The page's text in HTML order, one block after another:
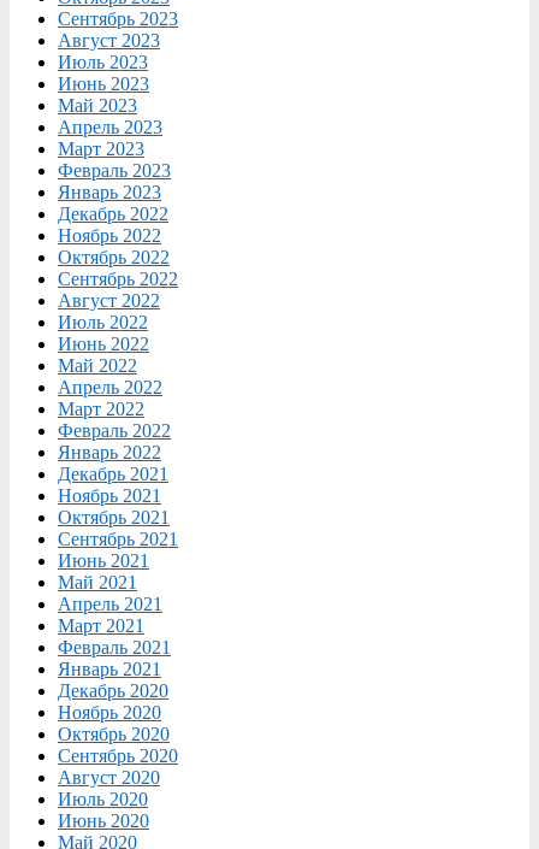
Сентябрь 2023
Август 2023
Июль 2023
Июнь 2023
Май 2023
Апрель 2023
Март 2023
Февраль 2023
Январь 2023
Декабрь 2022
Ноябрь 2022
Октябрь 2022
Сентябрь 2022
Август 2022
Июль 2022
Июнь 2022
Май 2022
Апрель 2022
Март 2022
Февраль 2022
Январь 2022
Декабрь 2021
Ноябрь 2021
Октябрь 2021
Сентябрь 2021
Июнь 2021
Май 2021
Апрель 2021
Март 2021
Февраль 2021
Январь 2021
Декабрь 2020
Ноябрь 2020
Октябрь 2020
Сентябрь 2020
Август 2020
Июль 2020
Июнь 2020
Май 2020